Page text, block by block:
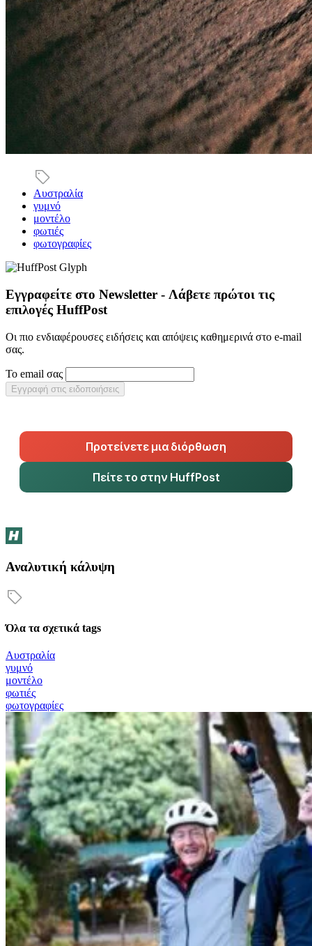
Αυστραλία
γυμνό
μοντέλο
φωτιές
φωτογραφίες
Εγγραφείτε στο Newsletter - Λάβετε πρώτοι τις
επιλογές HuffPost
Οι πιο ενδιαφέρουσες ειδήσεις και απόψεις καθημερινά στο e-mail
σας.
Το email σας
Εγγραφή στις ειδοποιήσεις
Προτείνετε μια διόρθωση
Πείτε το στην HuffPost
Αναλυτική κάλυψη
Όλα τα σχετικά tags
Αυστραλία
γυμνό
μοντέλο
φωτιές
φωτογραφίες